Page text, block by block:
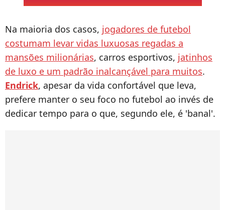
Na maioria dos casos, jogadores de futebol
costumam levar vidas luxuosas regadas a
mansões milionárias, carros esportivos, jatinhos
de luxo e um padrão inalcançável para muitos.
Endrick, apesar da vida confortável que leva,
prefere manter o seu foco no futebol ao invés de
dedicar tempo para o que, segundo ele, é 'banal'.